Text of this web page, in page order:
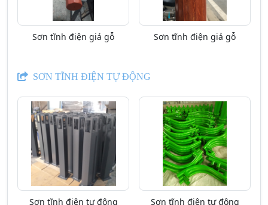
Sơn tĩnh điện giả gỗ Sơn tĩnh điện giả gỗ
SƠN TĨNH ĐIỆN TỰ ĐỘNG
Sơn tĩnh điện tự động Sơn tĩnh điện tự động